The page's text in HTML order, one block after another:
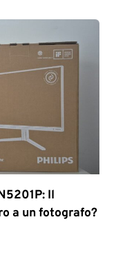
Il
a un fotografo?